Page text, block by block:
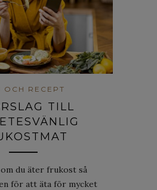
OCH RECEPT
TILL
du äter frukost så
för att äta för mycket